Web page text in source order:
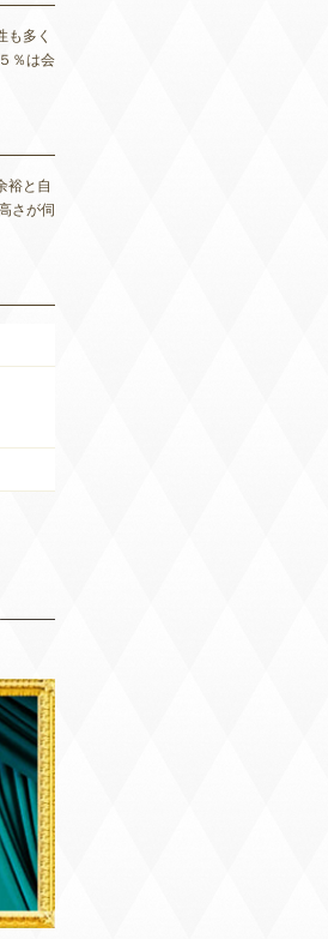
も多く
％は会
裕と自
さが伺